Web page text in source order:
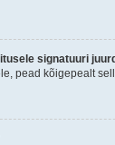
signatuuri
pead kõigepealt